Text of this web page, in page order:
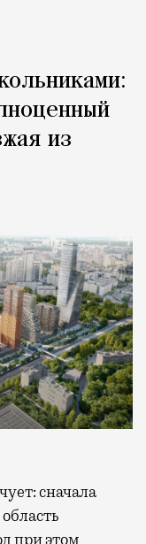
из
при этом